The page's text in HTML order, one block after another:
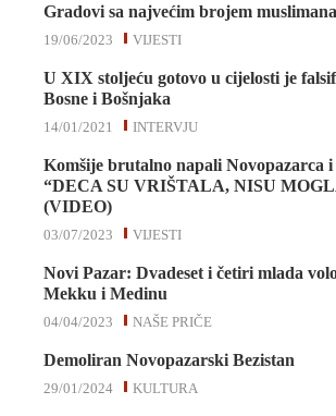
Gradovi sa najvećim brojem
VIJESTI
19/06/2023
U XIX stoljeću gotovo u cijelosti je
Bosne i Bošnjaka
INTERVJU
14/01/2021
Komšije brutalno napali Novopazarca
“DECA SU VRIŠTALA, NISU
(VIDEO)
VIJESTI
03/07/2023
Novi Pazar: Dvadeset i četiri mlada
Mekku i Medinu
NAŠE PRIČE
04/04/2023
Demoliran Novopazarski Bezistan
KULTURA
29/01/2024